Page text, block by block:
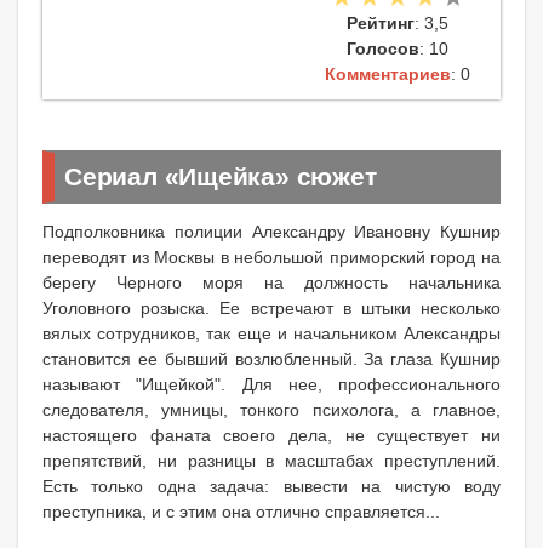
Рейтинг: 3,5
Голосов: 10
Комментариев: 0
Сериал «Ищейка» сюжет
Подполковника полиции Александру Ивановну Кушнир
переводят из Москвы в небольшой приморский город на
берегу Черного моря на должность начальника
Уголовного розыска. Ее встречают в штыки несколько
вялых сотрудников, так еще и начальником Александры
становится ее бывший возлюбленный. За глаза Кушнир
называют "Ищейкой". Для нее, профессионального
следователя, умницы, тонкого психолога, а главное,
настоящего фаната своего дела, не существует ни
препятствий, ни разницы в масштабах преступлений.
Есть только одна задача: вывести на чистую воду
преступника, и с этим она отлично справляется...